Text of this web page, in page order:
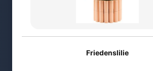
Friedenslilie